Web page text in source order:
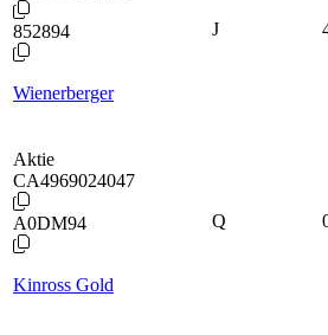
852894
Wienerberger
J
Aktie
CA4969024047
A0DM94
Kinross Gold
Q